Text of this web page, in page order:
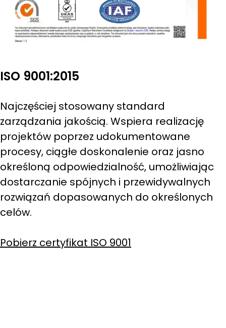
ISO 9001:2015
Najczęściej stosowany standard
zarządzania jakością. Wspiera realizację
projektów poprzez udokumentowane
procesy, ciągłe doskonalenie oraz jasno
określoną odpowiedzialność, umożliwiając
dostarczanie spójnych i przewidywalnych
rozwiązań dopasowanych do określonych
celów.
Pobierz certyfikat ISO 9001